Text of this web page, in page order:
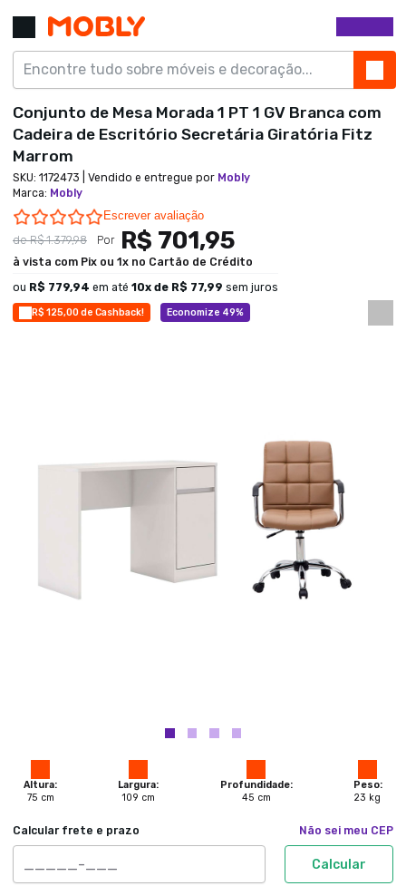
R$ 125,00 de Cashback! Economize 49%
Altura:
75 cm
Largura:
109 cm
Profundidade:
45 cm
Peso:
23 kg
Calcular frete e prazo Não sei meu CEP
Calcular
Conjunto de Mesa Morada 1 PT 1 GV Branca com
Cadeira de Escritório Secretária Giratória Fitz
Marrom
SKU: 1172473 | Vendido e entregue por Mobly
Marca: Mobly
0.0 star rating
Escrever avaliação
deR$ 1.379,98 Por R$ 701,95
à vista com Pix ou 1x no Cartão de Crédito
ou R$ 779,94 em até 10x de R$ 77,99 sem juros